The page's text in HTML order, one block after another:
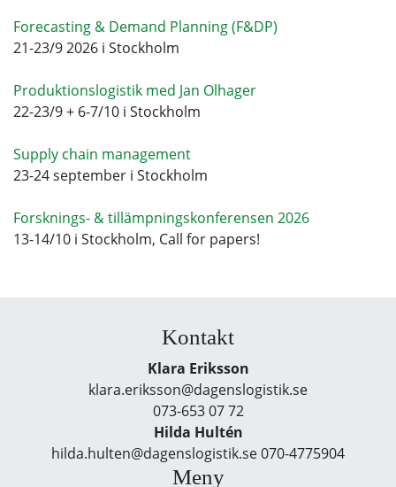
Forecasting & Demand Planning (F&DP)
21-23/9 2026 i Stockholm
Produktionslogistik med Jan Olhager
22-23/9 + 6-7/10 i Stockholm
Supply chain management
23-24 september i Stockholm
Forsknings- & tillämpningskonferensen 2026
13-14/10 i Stockholm, Call for papers!
Kontakt
Klara Eriksson
klara.eriksson@dagenslogistik.se
073-653 07 72
Hilda Hultén
hilda.hulten@dagenslogistik.se 070-4775904
Meny